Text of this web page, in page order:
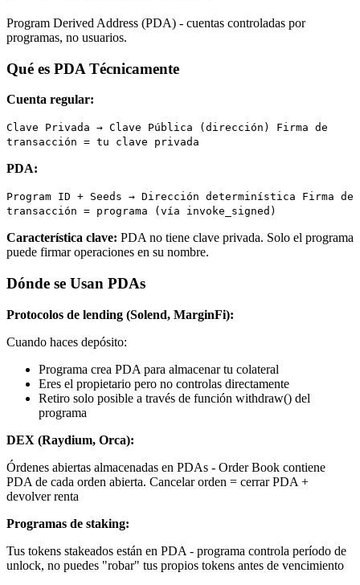
Program Derived Address (PDA) - cuentas controladas por
programas, no usuarios.
Qué es PDA Técnicamente
Cuenta regular:
Clave Privada → Clave Pública (dirección) Firma de
transacción = tu clave privada
PDA:
Program ID + Seeds → Dirección determinística Firma de
transacción = programa (vía invoke_signed)
Característica clave: PDA no tiene clave privada. Solo el programa
puede firmar operaciones en su nombre.
Dónde se Usan PDAs
Protocolos de lending (Solend, MarginFi):
Cuando haces depósito:
Programa crea PDA para almacenar tu colateral
Eres el propietario pero no controlas directamente
Retiro solo posible a través de función withdraw() del
programa
DEX (Raydium, Orca):
Órdenes abiertas almacenadas en PDAs - Order Book contiene
PDA de cada orden abierta. Cancelar orden = cerrar PDA +
devolver renta
Programas de staking:
Tus tokens stakeados están en PDA - programa controla período de
unlock, no puedes "robar" tus propios tokens antes de vencimiento